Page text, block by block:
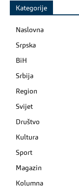
Kategorije
Naslovna
Srpska
BiH
Srbija
Region
Svijet
Društvo
Kultura
Sport
Magazin
Kolumna